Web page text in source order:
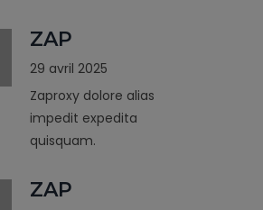
ZAP
29 avril 2025
Zaproxy dolore alias
impedit expedita
quisquam.
ZAP